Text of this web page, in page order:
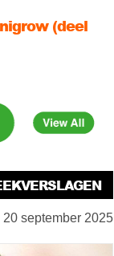
kweekkast
kweekkast
20 september 2025